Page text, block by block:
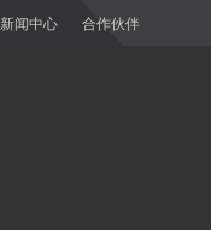
新闻中心
合作伙伴